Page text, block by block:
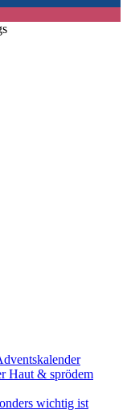
Haut & sprödem
wichtig ist